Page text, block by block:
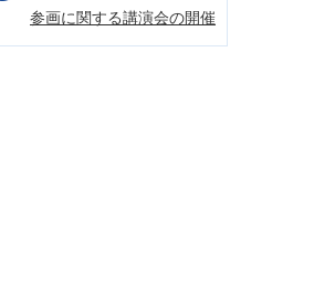
参画に関する講演会の開催